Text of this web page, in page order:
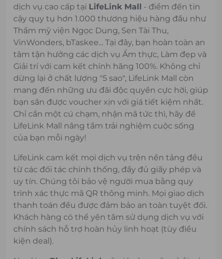
dịch vụ cao cấp tại LifeLink Mall - điểm đến tin
cậy quy tụ hơn 1.000 thương hiệu hàng đầu như
Thẩm mỹ viện Ngọc Dung, Sen Tài Thu,
VinWonders, bTaskee... Tại đây, bạn hoàn toàn an
tâm tận hưởng các dịch vụ Ẩm thực, Làm đẹp và
Giải trí với cam kết chính hãng 100%. Không chỉ
dừng lại ở chất lượng "5 sao", LifeLink Mall còn
mang đến những ưu đãi độc quyền cực hời, giúp
bạn săn được voucher xịn với giá tiết kiệm nhất.
Chỉ cần một cú chạm, nhận mã tức thì, hãy để
LifeLink Mall nâng tầm trải nghiệm cuộc sống
của bạn mỗi ngày!
LifeLink cam kết mọi dịch vụ trên nền tảng đều
từ các đối tác chính thống, đầy đủ giấy phép và
uy tín. Chúng tôi bảo vệ người mua bằng quy
trình xác thực mã QR thông minh. Mọi giao dịch
thanh toán đều được đảm bảo an toàn tuyệt đối.
Khách hàng có thể yên tâm sử dụng dịch vụ với
chính sách hỗ trợ hoàn hủy linh hoạt (tùy điều
kiện deal).